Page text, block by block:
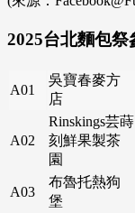
2025台北麵包
A01
吳寶春麥方
店
A02
Rinskings芸蒔
刻鮮果製茶
園
A03
布魯托熱狗
堡